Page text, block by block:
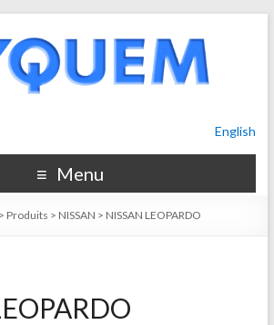
English
Menu
> Produits > NISSAN > NISSAN LEOPARDO